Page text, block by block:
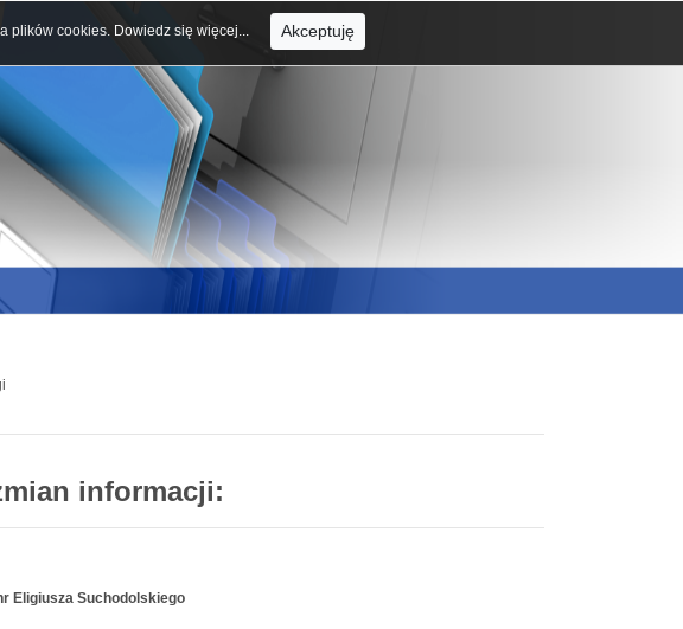
informacji:
Eligiusza Suchodolskiego
plików cookies. Dowiedz się więcej... Akceptuję